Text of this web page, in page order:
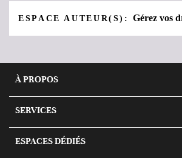
ESPACE AUTEUR(S):Gérez vos
À PROPOS
SERVICES
ESPACES DÉDIÉS